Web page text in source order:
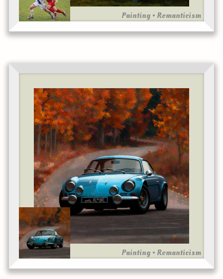
Painting • Romanticism
Painting • Romanticism